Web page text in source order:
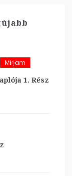
Mirjam
1. Rész